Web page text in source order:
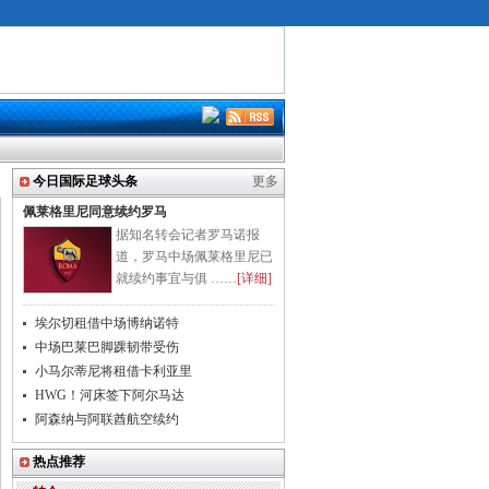
今日国际足球头条
更多
佩莱格里尼同意续约罗马
据知名转会记者罗马诺报
道，罗马中场佩莱格里尼已
就续约事宜与俱 ……[详细]
埃尔切租借中场博纳诺特
中场巴莱巴脚踝韧带受伤
小马尔蒂尼将租借卡利亚里
HWG！河床签下阿尔马达
阿森纳与阿联酋航空续约
热点推荐